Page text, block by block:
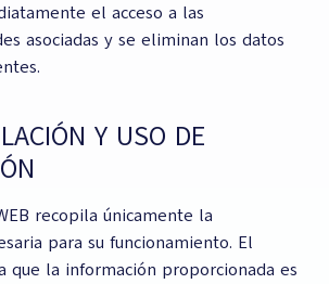
el acceso a las
asociadas y se eliminan los datos
Y USO DE
recopila únicamente la
para su funcionamiento. El
que la información proporcionada es